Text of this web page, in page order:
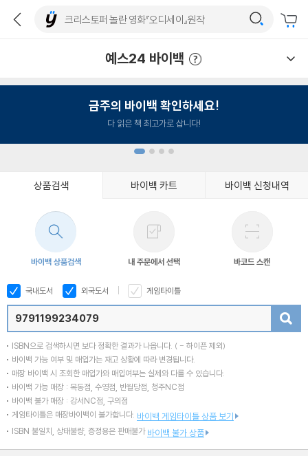
예스24 바이백
금주의 바이백 확인하세요!
다 읽은 책 최고가로 삽니다!
상품검색 바이백 카트 바이백 신청내역
바이백 상품검색 내 주문에서 선택 바코드 스캔
국내도서 외국도서 게임타이틀
ISBN으로 검색하시면 보다 정확한 결과가 나옵니다. ( - 하이픈 제외)
바이백 가능 여부 및 매입가는 재고 상황에 따라 변경됩니다.
매장 바이백 시 조회한 매입가와 매입여부는 실제와 다를 수 있습니다.
바이백 가능 매장 : 목동점, 수영점, 반월당점, 청주NC점
바이백 불가 매장 : 강서NC점, 구의점
게임타이틀은 매장바이백이 불가합니다. 바이백 게임타이틀 상품 보기
ISBN 불일치, 상태불량, 증정용은 판매불가 바이백 불가 상품